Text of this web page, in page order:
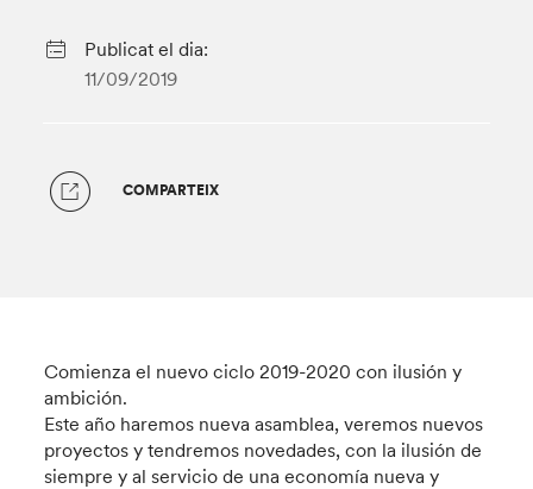
Publicat el dia:
11/09/2019
COMPARTEIX
Comienza el nuevo ciclo 2019-2020 con ilusión y
ambición.
Este año haremos nueva asamblea, veremos nuevos
proyectos y tendremos novedades, con la ilusión de
siempre y al servicio de una economía nueva y